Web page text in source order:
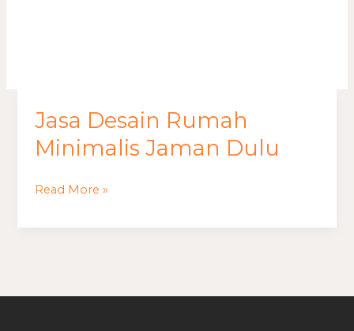
Jasa Desain Rumah
Minimalis Jaman Dulu
Jasa
Desain
Rumah
Read More »